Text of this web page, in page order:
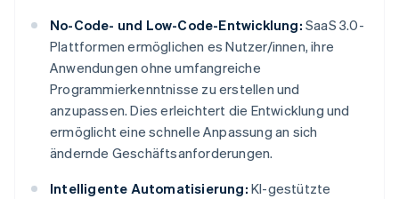
No-Code- und Low-Code-Entwicklung: SaaS 3.0-
Plattformen ermöglichen es Nutzer/innen, ihre
Anwendungen ohne umfangreiche
Programmierkenntnisse zu erstellen und
anzupassen. Dies erleichtert die Entwicklung und
ermöglicht eine schnelle Anpassung an sich
ändernde Geschäftsanforderungen.
Intelligente Automatisierung: KI-gestützte